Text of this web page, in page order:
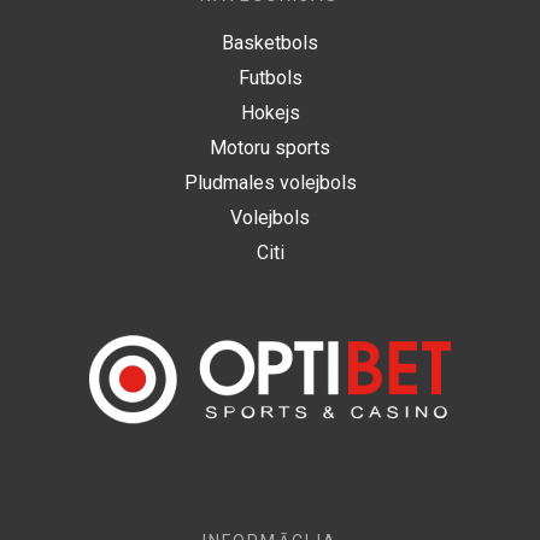
Basketbols
Futbols
Hokejs
Motoru sports
Pludmales volejbols
Volejbols
Citi